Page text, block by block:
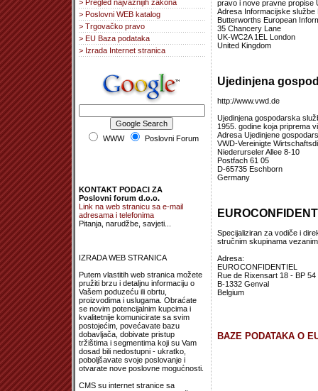
> Pregled najvažnijih zakona
> Poslovni WEB katalog
> Trgovačko pravo
> EU Baza podataka
> Izrada Internet stranica
WWW Poslovni Forum
KONTAKT PODACI ZA
Poslovni forum d.o.o.
Link na web stranicu sa e-mail
adresama i telefonima
Pitanja, narudžbe, savjeti...
IZRADA WEB STRANICA
Putem vlastitih web stranica možete
pružiti brzu i detaljnu informaciju o
Vašem poduzeću ili obrtu,
proizvodima i uslugama. Obraćate
se novim potencijalnim kupcima i
kvalitetnije komunicirate sa svim
postojećim, povećavate bazu
dobavljača, dobivate pristup
tržištima i segmentima koji su Vam
dosad bili nedostupni - ukratko,
poboljšavate svoje poslovanje i
otvarate nove poslovne mogućnosti.
CMS su internet stranice sa
pravo i nove pravne propise
Adresa Informacijske službe
Butterworths European
35 Chancery Lane
UK-WC2A 1EL London
United Kingdom
Ujedinjena
http://www.vwd.de
Ujedinjena gospodarska
1955. godine koja priprema
Adresa Ujedinjene
VWD-Vereinigte
Niederurseler Allee 8-10
Postfach 61 05
D-65735 Eschborn
Germany
Specijaliziran za vodiče i
stručnim skupinama
Adresa:
EUROCONFIDENTIEL
Rue de Rixensart 18 - BP 54
B-1332 Genval
Belgium
BAZE PODATAKA O